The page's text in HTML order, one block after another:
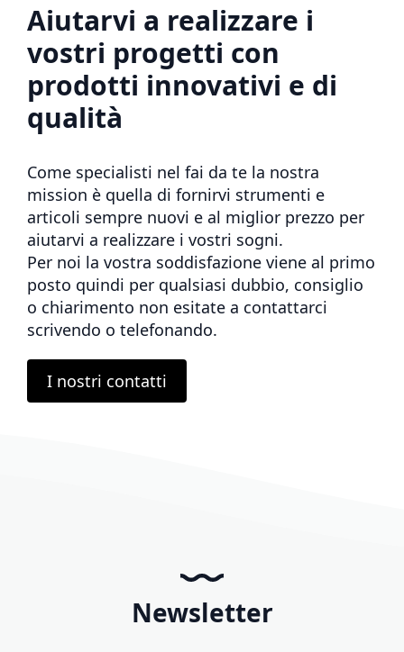
Aiutarvi a realizzare i
vostri progetti con
prodotti innovativi e di
qualità
Come specialisti nel fai da te la nostra
mission è quella di fornirvi strumenti e
articoli sempre nuovi e al miglior prezzo per
aiutarvi a realizzare i vostri sogni.
Per noi la vostra soddisfazione viene al primo
posto quindi per qualsiasi dubbio, consiglio
o chiarimento non esitate a contattarci
scrivendo o telefonando.
I nostri contatti
Newsletter